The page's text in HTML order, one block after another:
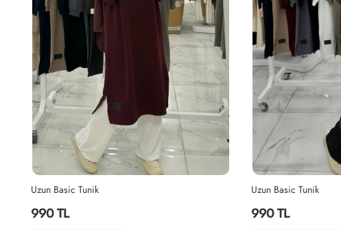
Uzun Basic Tunik
990 TL
Uzun Basic Tunik
990 TL